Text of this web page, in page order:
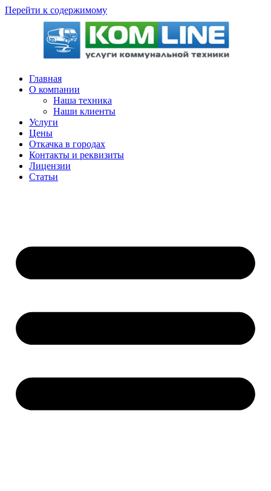
Перейти к содержимому
Главная
О компании
Наша техника
Наши клиенты
Услуги
Цены
Откачка в городах
Контакты и реквизиты
Лицензии
Статьи